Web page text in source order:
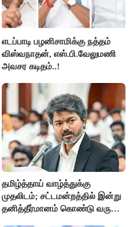
எடப்பாடி பழனிசாமிக்கு நத்தம்
விஸ்வநாதன், எஸ்.பி.வேலுமணி
அவசர கடிதம்..!
தமிழ்த்தாய் வாழ்த்துக்கு
முதலிடம்; சட்டமன்றத்தில் இன்று
தனித்தீர்மானம் கொண்டு வரும்